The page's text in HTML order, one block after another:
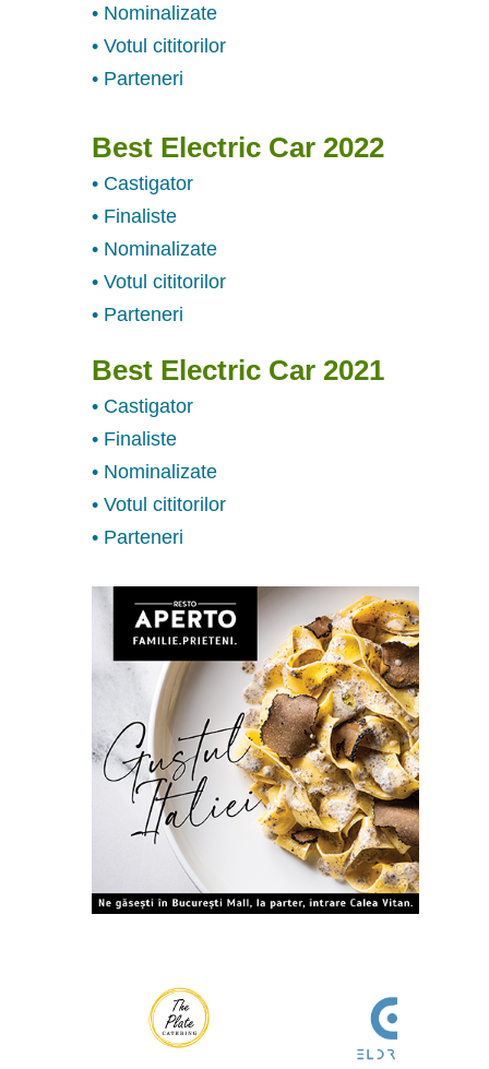
• Nominalizate
• Votul cititorilor
• Parteneri
Best Electric Car 2022
• Castigator
• Finaliste
• Nominalizate
• Votul cititorilor
• Parteneri
Best Electric Car 2021
• Castigator
• Finaliste
• Nominalizate
• Votul cititorilor
• Parteneri